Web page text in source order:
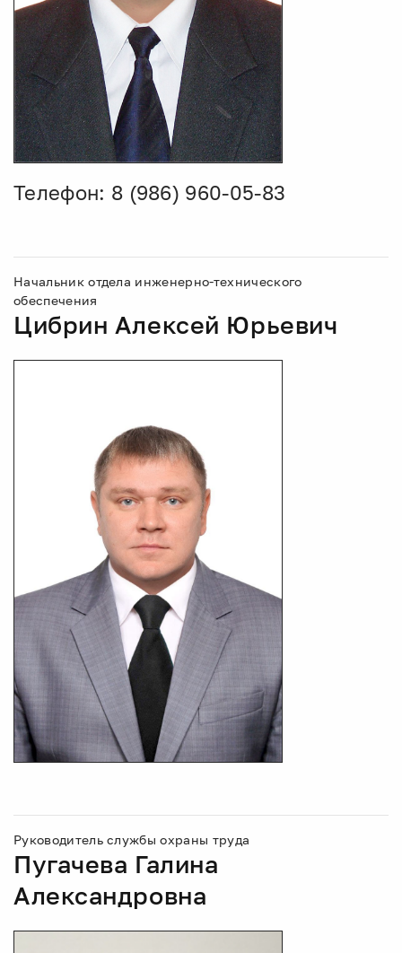
Телефон: 8 (986) 960-05-83
Начальник отдела инженерно-технического
обеспечения
Цибрин Алексей Юрьевич
Руководитель службы охраны труда
Пугачева Галина
Александровна